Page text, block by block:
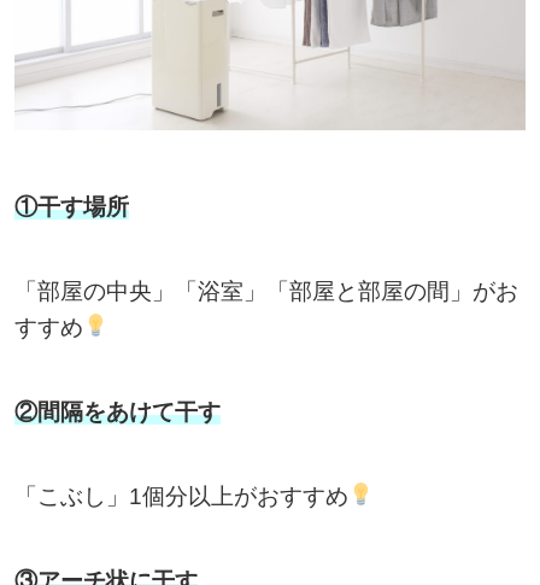
①干す場所
「部屋の中央」「浴室」「部屋と部屋の間」がお
すすめ
②間隔をあけて干す
「こぶし」1個分以上がおすすめ